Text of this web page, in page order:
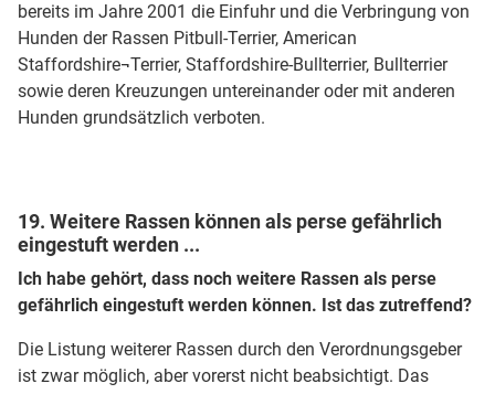
bereits im Jahre 2001 die Einfuhr und die Verbringung von
Hunden der Rassen Pitbull-Terrier, American
Staffordshire¬Terrier, Staffordshire-Bullterrier, Bullterrier
sowie deren Kreuzungen untereinander oder mit anderen
Hunden grundsätzlich verboten.
19. Weitere Rassen können als perse gefährlich
eingestuft werden ...
Ich habe gehört, dass noch weitere Rassen als perse
gefährlich eingestuft werden können. Ist das zutreffend?
Die Listung weiterer Rassen durch den Verordnungsgeber
ist zwar möglich, aber vorerst nicht beabsichtigt. Das